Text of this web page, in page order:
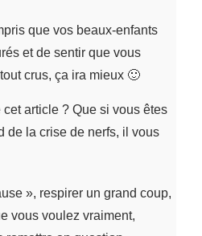
que vos beaux-enfants
et de sentir que vous
crus, ça ira mieux 🙂
article ? Que si vous êtes
de la crise de nerfs, il vous
», respirer un grand coup,
vous voulez vraiment,